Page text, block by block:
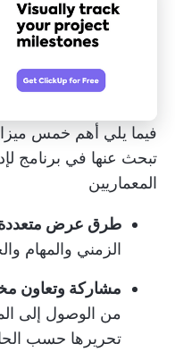
فيما يلي أهم خمس
تبحث عنها في برنامج
المعماريين
طرق عرض
الزمني والمهام
مشاركة وتعاون
من الوصول إلى
تحريرها حسب